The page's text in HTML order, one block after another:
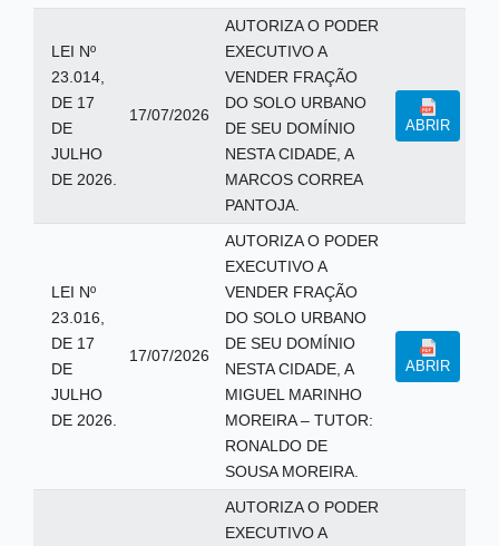
LEI Nº
23.014,
DE 17
DE
JULHO
DE 2026.
17/07/2026
AUTORIZA O PODER
EXECUTIVO A
VENDER FRAÇÃO
DO SOLO URBANO
DE SEU DOMÍNIO
NESTA CIDADE, A
MARCOS CORREA
PANTOJA.
ABRIR
LEI Nº
23.016,
DE 17
DE
JULHO
DE 2026.
17/07/2026
AUTORIZA O PODER
EXECUTIVO A
VENDER FRAÇÃO
DO SOLO URBANO
DE SEU DOMÍNIO
NESTA CIDADE, A
MIGUEL MARINHO
MOREIRA – TUTOR:
RONALDO DE
SOUSA MOREIRA.
ABRIR
AUTORIZA O PODER
EXECUTIVO A